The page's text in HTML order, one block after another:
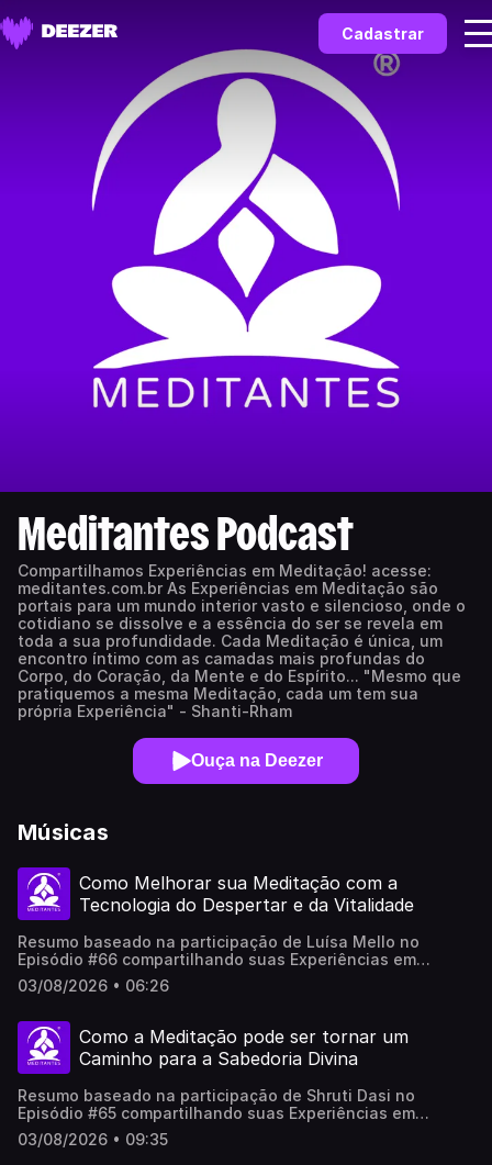
Cadastrar
Meditantes Podcast
Compartilhamos Experiências em Meditação! acesse:
meditantes.com.br As Experiências em Meditação são
portais para um mundo interior vasto e silencioso, onde o
cotidiano se dissolve e a essência do ser se revela em
toda a sua profundidade. Cada Meditação é única, um
encontro íntimo com as camadas mais profundas do
Corpo, do Coração, da Mente e do Espírito... "Mesmo que
pratiquemos a mesma Meditação, cada um tem sua
própria Experiência" - Shanti-Rham
Ouça na Deezer
Músicas
Como Melhorar sua Meditação com a
Tecnologia do Despertar e da Vitalidade
Resumo baseado na participação de Luísa Mello no
Episódio #66 compartilhando suas Experiências em
Meditação no Meditantes PodCast...Este vídeo foi
produzido com apoio de sistemas de Inteligência
representa necessariamente em 100% a opinião do(a/as)
participantes.
03/08/2026 • 06:26
Como a Meditação pode ser tornar um
Caminho para a Sabedoria Divina
Resumo baseado na participação de Shruti Dasi no
Episódio #65 compartilhando suas Experiências em
Meditação no Meditantes PodCast...Este vídeo foi
produzido com apoio de sistemas de Inteligência
03/08/2026 • 09:35